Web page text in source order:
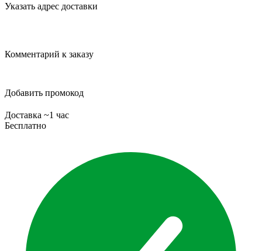
Указать адрес доставки
Комментарий к заказу
Добавить промокод
Доставка ~1 час
Бесплатно